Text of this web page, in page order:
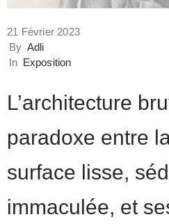
21 Février 2023
By Adli
In Exposition
L’architecture
paradoxe entre
surface lisse,
immaculée, et